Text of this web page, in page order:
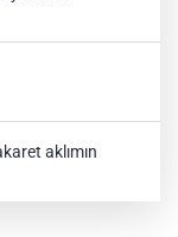
aklımın